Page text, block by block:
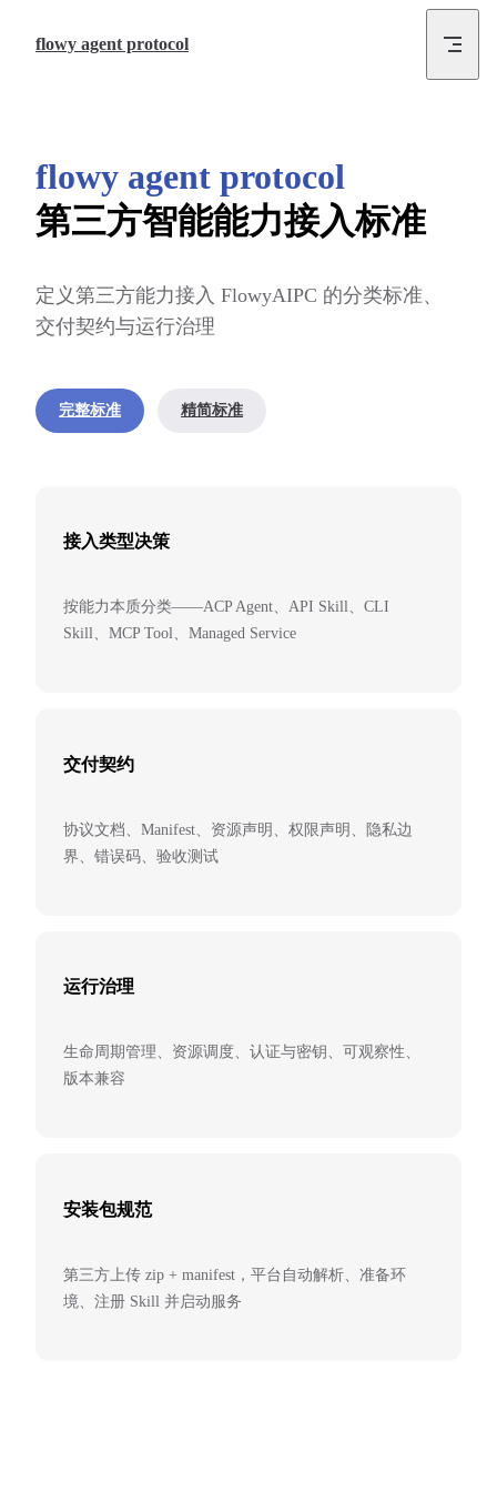
flowy agent protocol
flowy agent protocol
第三方智能能力接入标准
定义第三方能力接入 FlowyAIPC 的分类标准、
交付契约与运行治理
完整标准 精简标准
接入类型决策
按能力本质分类——ACP Agent、API Skill、CLI
Skill、MCP Tool、Managed Service
交付契约
协议文档、Manifest、资源声明、权限声明、隐私边
界、错误码、验收测试
运行治理
生命周期管理、资源调度、认证与密钥、可观察性、
版本兼容
安装包规范
第三方上传 zip + manifest，平台自动解析、准备环
境、注册 Skill 并启动服务